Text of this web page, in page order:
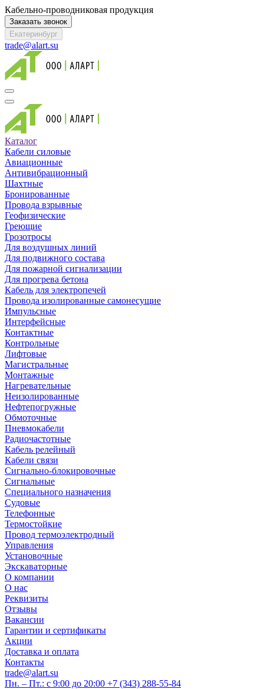
Кабельно-проводниковая продукция
Заказать звонок
Екатеринбург
trade@alart.su
Каталог
Кабели силовые
Авиационные
Антивибрационный
Шахтные
Бронированные
Провода взрывные
Геофизические
Греющие
Грозотросы
Для воздушных линий
Для подвижного состава
Для пожарной сигнализации
Для прогрева бетона
Кабель для электропечей
Провода изолированные самонесущие
Импульсные
Интерфейсные
Контактные
Контрольные
Лифтовые
Магистральные
Монтажные
Нагревательные
Неизолированные
Нефтепогружные
Обмоточные
Пневмокабели
Радиочастотные
Кабель релейный
Кабели связи
Сигнально-блокировочные
Сигнальные
Специального назначения
Судовые
Телефонные
Термостойкие
Провод термоэлектродный
Управления
Установочные
Экскаваторные
О компании
О нас
Реквизиты
Отзывы
Вакансии
Гарантии и сертификаты
Акции
Доставка и оплата
Контакты
trade@alart.su
Пн. – Пт.: с 9:00 до 20:00 +7 (343) 288-55-84